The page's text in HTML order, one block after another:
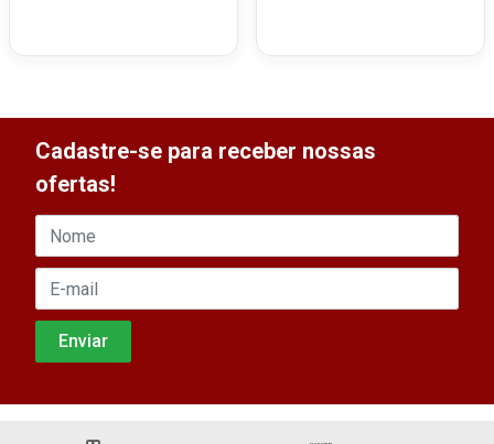
Cadastre-se para receber nossas
ofertas!